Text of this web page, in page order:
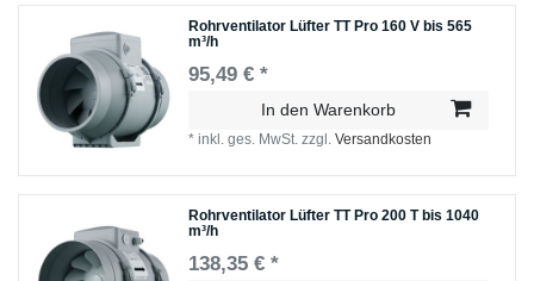
Rohrventilator Lüfter TT Pro 160 V bis 565
m³/h
95,49 € *
In den Warenkorb
*inkl. ges. MwSt. zzgl.Versandkosten
Rohrventilator Lüfter TT Pro 200 T bis 1040
m³/h
138,35 € *